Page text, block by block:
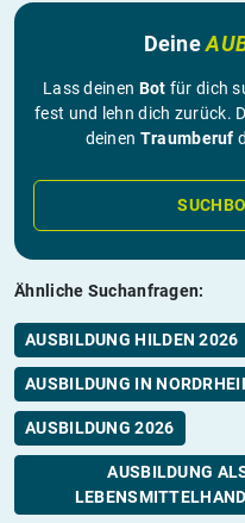
Deine
Lass deinen Bot für dich
fest und lehn dich zurück.
deinen Traumberuf
Ähnliche Suchanfragen:
AUSBILDUNG HILDEN 2026
AUSBILDUNG IN
AUSBILDUNG 2026
AUSBILDUNG